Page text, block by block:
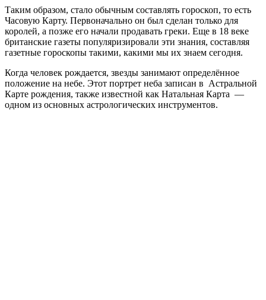
Таким образом, стало обычным составлять гороскоп, то есть
Часовую Карту. Первоначально он был сделан только для
королей, а позже его начали продавать греки. Еще в 18 веке
британские газеты популяризировали эти знания, составляя
газетные гороскопы такими, какими мы их знаем сегодня.
Когда человек рождается, звезды занимают определённое
положение на небе. Этот портрет неба записан в Астральной
Карте рождения, также известной как Натальная Карта —
одном из основных астрологических инструментов.